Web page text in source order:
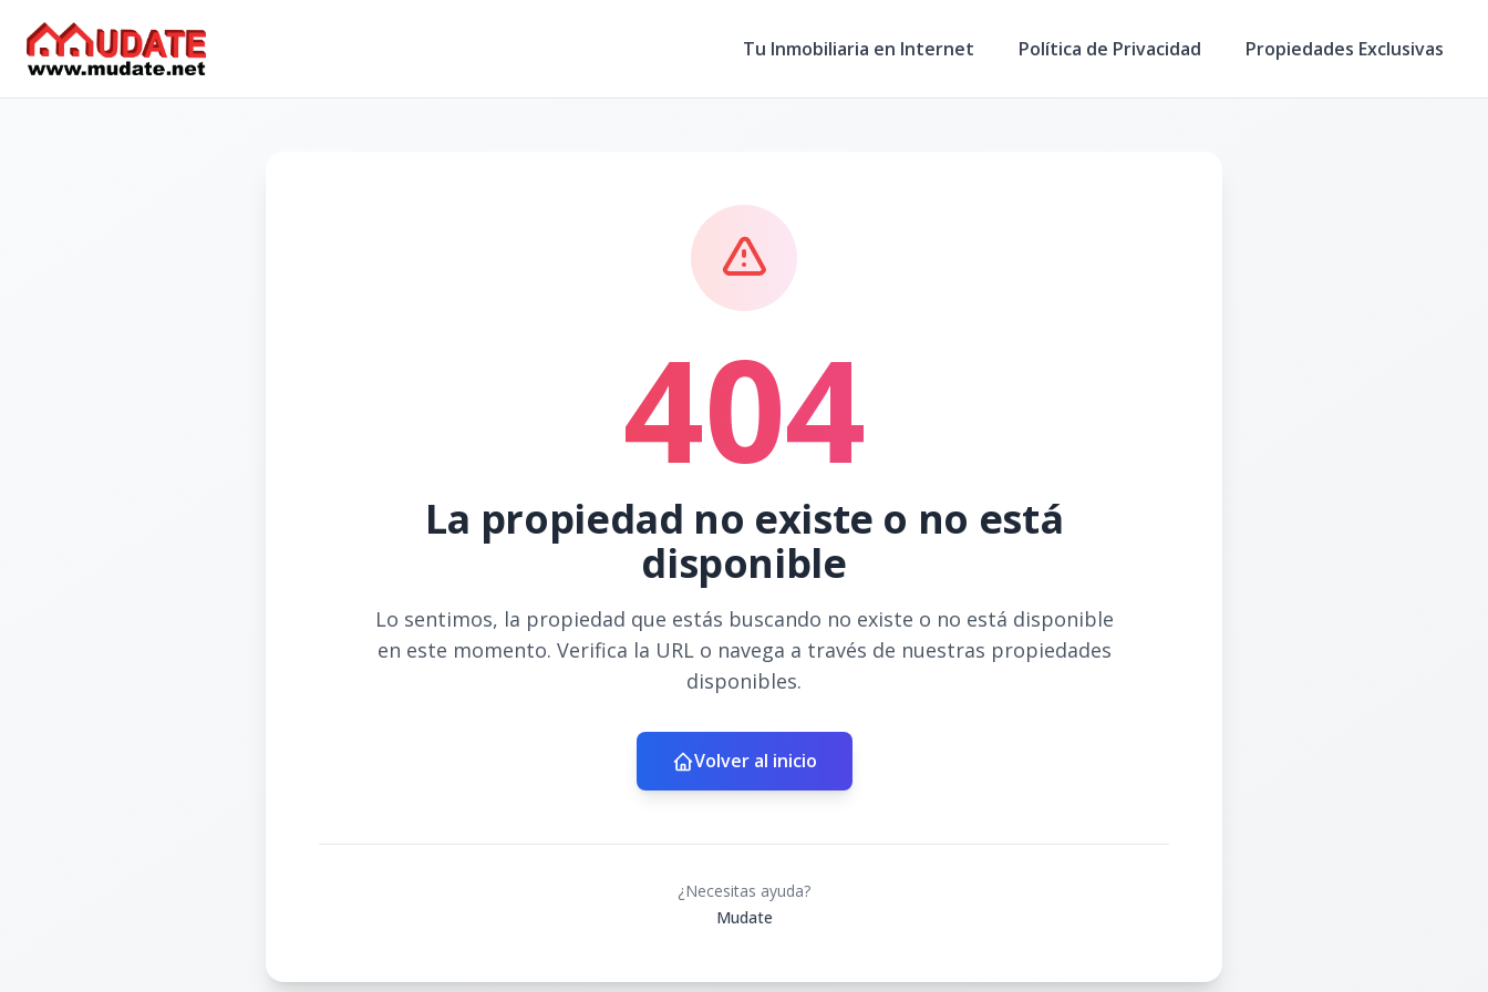
Tu Inmobiliaria en Internet Política de Privacidad Propiedades Exclusivas
404
La propiedad no existe o no está
disponible
Lo sentimos, la propiedad que estás buscando no existe o no está disponible
en este momento. Verifica la URL o navega a través de nuestras propiedades
disponibles.
Volver al inicio
¿Necesitas ayuda?
Mudate